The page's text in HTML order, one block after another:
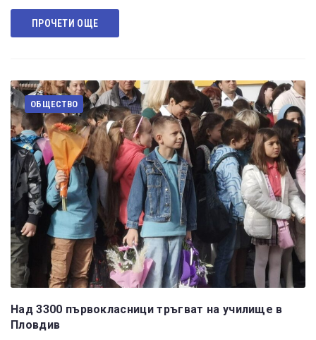
ПРОЧЕТИ ОЩЕ
ОБЩЕСТВО
Над 3300 първокласници тръгват на училище в
Пловдив